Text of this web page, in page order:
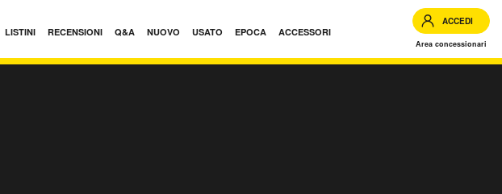
LISTINI RECENSIONI Q&A NUOVO USATO EPOCA ACCESSORI
ACCEDI
Area concessionari